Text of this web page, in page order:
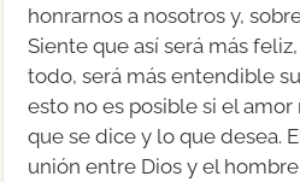
honrarnos a nosotros y,
Siente que así será más
todo, será más entendible
esto no es posible si el
que se dice y lo que desea.
unión entre Dios y el